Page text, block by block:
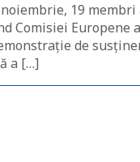
19
Comisiei
de
a […]